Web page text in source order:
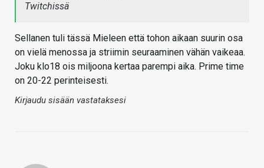
Twitchissä
Sellanen tuli tässä Mieleen että tohon aikaan suurin osa
on vielä menossa ja striimin seuraaminen vähän vaikeaa.
Joku klo18 ois miljoona kertaa parempi aika. Prime time
on 20-22 perinteisesti.
Kirjaudu sisään vastataksesi